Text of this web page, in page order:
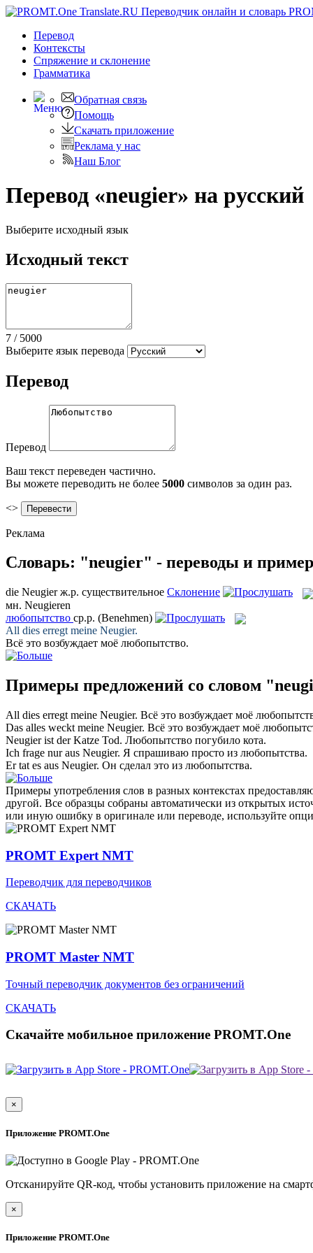
Перевод
Контексты
Спряжение и склонение
Грамматика
Обратная связь
Помощь
Скачать приложение
Реклама у нас
Наш Блог
Перевод «neugier» на русский
Выберите исходный язык
Исходный текст
7 / 5000
Выберите язык перевода
Перевод
Перевод
Ваш текст переведен частично.
Вы можете переводить не более 5000 символов за один раз.
<>
Реклама
Словарь: "neugier" - переводы и
die Neugier ж.р. существительное Склонение
мн. Neugieren
любопытство ср.р. (Benehmen)
All dies erregt meine Neugier.
Всё это возбуждает моё любопытство.
Примеры предложений со словом
All dies erregt meine Neugier. Всё это возбуждает моё
Das alles weckt meine Neugier. Всё это возбуждает моё
Neugierist der Katze Tod. Любопытство погубило кота.
Ich frage nur aus Neugier. Я спрашиваю просто из любопытства.
Er tat es aus Neugier. Он сделал это из любопытства.
Примеры употребления слов в разных контекстах
другой. Все образцы собраны автоматически из открытых
или иную ошибку в оригинале или переводе, используйте
PROMT Expert NMT
Переводчик для переводчиков
СКАЧАТЬ
PROMT Master NMT
Точный переводчик документов без ограничений
СКАЧАТЬ
Скачайте мобильное приложение PROMT.One
×
Приложение PROMT.One
Отсканируйте QR-код, чтобы установить приложение на
×
Приложение PROMT.One